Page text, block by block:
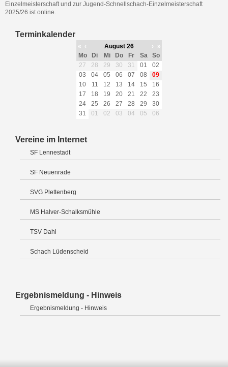
Einzelmeisterschaft und zur Jugend-Schnellschach-Einzelmeisterschaft
2025/26 ist online.
Terminkalender
« ‹ August 26 ›
»
Mo
Di Mi Do Fr Sa
So
27
28 29 30 31 01
02
03
04 05 06 07 08
09
10
11 12 13 14 15
16
17
18 19 20 21 22
23
24
25 26 27 28 29
30
31
01 02 03 04 05 06
Vereine im Internet
SF Lennestadt
SF Neuenrade
SVG Plettenberg
MS Halver-Schalksmühle
TSV Dahl
Schach Lüdenscheid
Ergebnismeldung - Hinweis
Ergebnismeldung - Hinweis